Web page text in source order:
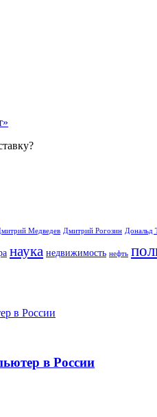
Медведев Дмитрий Рогозин Дональд
наука недвижимость нефть
в России